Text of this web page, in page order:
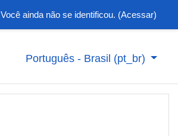
Você ainda não se identificou. (Acessar)
Português - Brasil ‎(pt_br)‎